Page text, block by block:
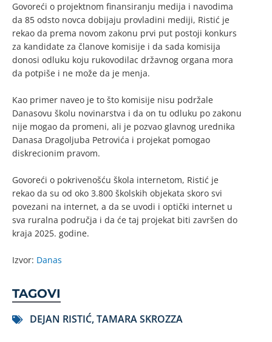
Govoreći o projektnom finansiranju medija i navodima
da 85 odsto novca dobijaju provladini mediji, Ristić je
rekao da prema novom zakonu prvi put postoji konkurs
za kandidate za članove komisije i da sada komisija
donosi odluku koju rukovodilac državnog organa mora
da potpiše i ne može da je menja.
Kao primer naveo je to što komisije nisu podržale
Danasovu školu novinarstva i da on tu odluku po zakonu
nije mogao da promeni, ali je pozvao glavnog urednika
Danasa Dragoljuba Petrovića i projekat pomogao
diskrecionim pravom.
Govoreći o pokrivenošću škola internetom, Ristić je
rekao da su od oko 3.800 školskih objekata skoro svi
povezani na internet, a da se uvodi i optički internet u
sva ruralna područja i da će taj projekat biti završen do
kraja 2025. godine.
Izvor: Danas
TAGOVI
DEJAN RISTIĆ,TAMARA SKROZZA